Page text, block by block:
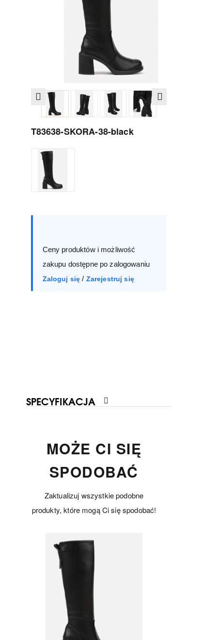
T83638-SKORA-38-black
39
40 41
Ceny produktów i możliwość
zakupu dostępne po zalogowaniu
Zaloguj się / Zarejestruj się
SPECYFIKACJA
MOŻE CI SIĘ
SPODOBAĆ
Zaktualizuj wszystkie podobne
produkty, które mogą Ci się spodobać!